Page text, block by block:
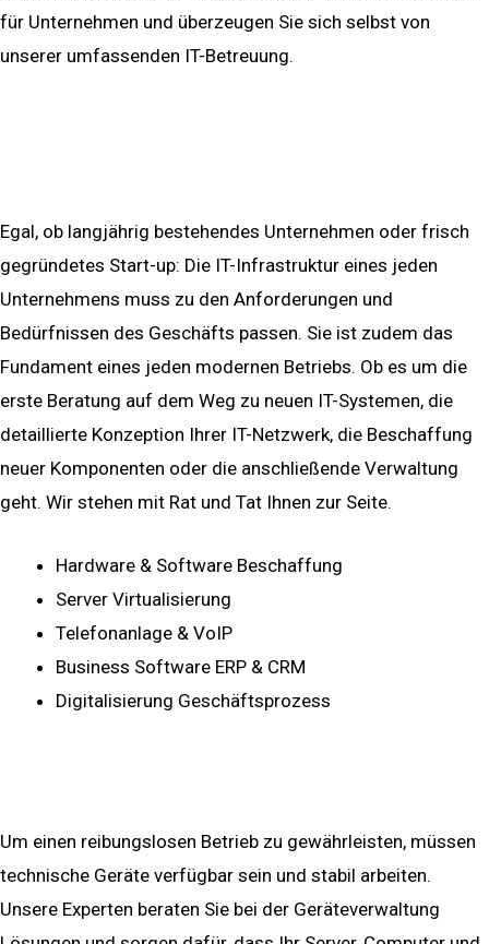
für Unternehmen und überzeugen Sie sich selbst von
unserer umfassenden IT-Betreuung.
Egal, ob langjährig bestehendes Unternehmen oder frisch
gegründetes Start-up: Die IT-Infrastruktur eines jeden
Unternehmens muss zu den Anforderungen und
Bedürfnissen des Geschäfts passen. Sie ist zudem das
Fundament eines jeden modernen Betriebs. Ob es um die
erste Beratung auf dem Weg zu neuen IT-Systemen, die
detaillierte Konzeption Ihrer IT-Netzwerk, die Beschaffung
neuer Komponenten oder die anschließende Verwaltung
geht. Wir stehen mit Rat und Tat Ihnen zur Seite.
Hardware & Software Beschaffung
Server Virtualisierung
Telefonanlage & VoIP
Business Software ERP & CRM
Digitalisierung Geschäftsprozess
Um einen reibungslosen Betrieb zu gewährleisten, müssen
technische Geräte verfügbar sein und stabil arbeiten.
Unsere Experten beraten Sie bei der Geräteverwaltung